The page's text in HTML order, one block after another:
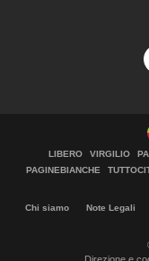
LIBERO VIRGILIO
PAGINEBIANCHE
Chi siamo Note Legali